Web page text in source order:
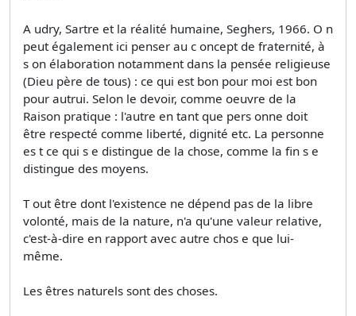
A udry, Sartre et la réalité humaine, Seghers, 1966. O n
peut également ici penser au c oncept de fraternité, à
s on élaboration notamment dans la pensée religieuse
(Dieu père de tous) : ce qui est bon pour moi est bon
pour autrui. Selon le devoir, comme oeuvre de la
Raison pratique : l'autre en tant que pers onne doit
être respecté comme liberté, dignité etc. La personne
es t ce qui s e distingue de la chose, comme la fin s e
distingue des moyens.
T out être dont l'existence ne dépend pas de la libre
volonté, mais de la nature, n'a qu'une valeur relative,
c'est-à-dire en rapport avec autre chos e que lui-
même.
Les êtres naturels sont des choses.